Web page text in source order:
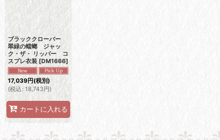
ブラッククローバー
翠緑の蟷螂 ジャッ
ク・ザ・ リッパー コ
スプレ衣装 [DM1666]
17,039円(税別)
(税込: 18,743円)
カートに入れる